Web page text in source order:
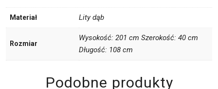
Materiał Lity dąb
Rozmiar
Wysokość: 201 cm Szerokość: 40 cm
Długość: 108 cm
Podobne produkty